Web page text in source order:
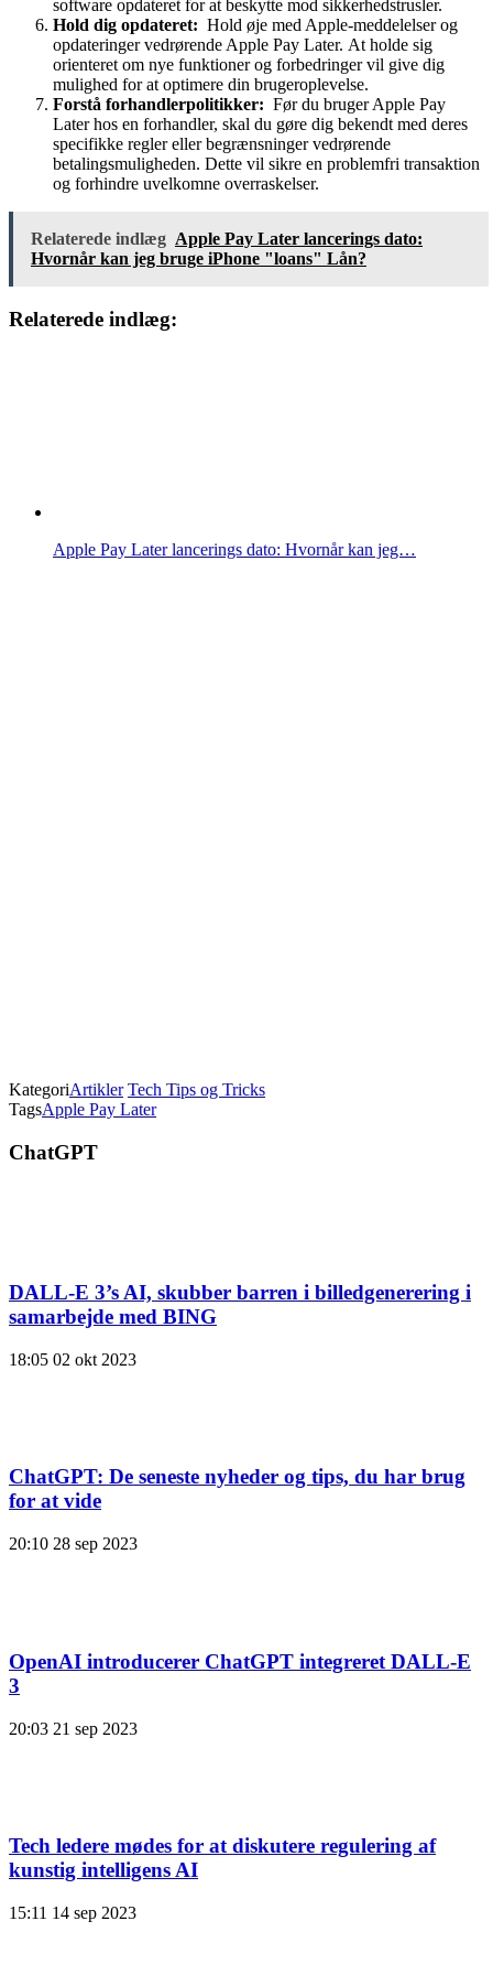
software opdateret for at beskytte mod sikkerhedstrusler.
Hold dig opdateret: Hold øje med Apple-meddelelser og
opdateringer vedrørende Apple Pay Later. At holde sig
orienteret om nye funktioner og forbedringer vil give dig
mulighed for at optimere din brugeroplevelse.
Forstå forhandlerpolitikker: Før du bruger Apple Pay
Later hos en forhandler, skal du gøre dig bekendt med deres
specifikke regler eller begrænsninger vedrørende
betalingsmuligheden. Dette vil sikre en problemfri transaktion
og forhindre uvelkomne overraskelser.
Relaterede indlæg Apple Pay Later lancerings dato:
Hvornår kan jeg bruge iPhone "loans" Lån?
Relaterede indlæg:
Apple Pay Later lancerings dato: Hvornår kan jeg…
KategoriArtikler Tech Tips og Tricks
TagsApple Pay Later
ChatGPT
DALL-E 3’s AI, skubber barren i billedgenerering i
samarbejde med BING
18:05 02 okt 2023
ChatGPT: De seneste nyheder og tips, du har brug
for at vide
20:10 28 sep 2023
OpenAI introducerer ChatGPT integreret DALL-E
3
20:03 21 sep 2023
Tech ledere mødes for at diskutere regulering af
kunstig intelligens AI
15:11 14 sep 2023